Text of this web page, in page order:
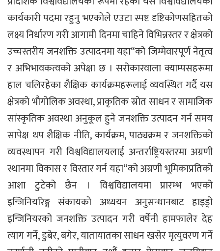
कार्यकारी पदमा रहुनु भएकोले एउटा स्पष्ट दृष्टिकोणसहितको
लक्ष्य निर्धारण गरी आगामी दिनमा चाहिने विभिन्नस्तर र क्षेत्रको
उच्चस्तरीय जनशक्ति उत्पादनमा यहा“को जिम्मेवारपूर्ण नेतृत्व
र अभिभावकत्वको अपेक्षा छ । सरोकारवाला क्याम्पसहरूमा
हाल चलिरहेका शैक्षिक कार्यक्रमहरूलाई व्यवस्थित गर्दै यस
क्षेत्रको भौगोलिक अवस्था, प्राकृतिक स्रोत साधन र सामाजिक
सांस्कृतिक अवस्था अनुकूल हुने जनशक्ति उत्पादन गर्न समय
सापेक्ष थप शैक्षिक नीति, कार्यक्रम, पाठ्यक्रम र जनशक्तिको
व्यवस्थापन गरी विश्वविद्यालयलाई अन्तर्राष्ट्रियस्तरमा अग्रणी
स्थानमा विकास र विस्तार गर्न यहा“को अग्रणी भूमिकाप्रतिको
आशा टुटेको छैन । विश्वविद्यालयमा प्रारम्भ भएको
इन्जिनियरिङ्ग संकायको अध्ययन अनुसन्धानबाट हाइड्रो
इन्जिनियरको जनशक्ति उत्पादन गरी वर्षेनी हामफालेर देह
त्याग गर्ने, डुबेर, बगेर, यातायातका साधन खसेर मृत्युवरण गर्ने